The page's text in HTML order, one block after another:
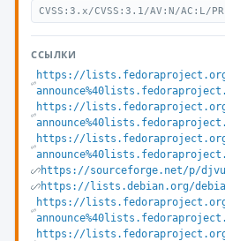
CVSS:3.x/CVSS:3.1/AV:N/AC:L/
ССЫЛКИ
https://
announce%40lists.fedoraproject.org/
https://
announce%40lists.fedoraproject.org/
https://
https://sourceforge.net/p/
https://lists.debian.org/
https://
announce%40lists.fedoraproject.org/
https://